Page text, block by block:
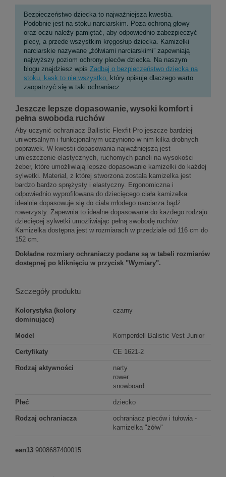
Bezpieczeństwo dziecka to najważniejsza kwestia.
Podobnie jest na stoku narciarskim. Poza ochroną głowy
oraz oczu należy pamiętać, aby odpowiednio zabezpieczyć
plecy, a przede wszystkim kręgosłup dziecka. Kamizelki
narciarskie nazywane „żółwiami narciarskimi” zapewniają
najwyższy poziom ochrony pleców dziecka. Na naszym
blogu znajdziesz wpisZadbaj o bezpieczeństwo dziecka na
stoku, kask to nie wszystko, który opisuje dlaczego warto
zaopatrzyć się w taki ochraniacz.
Jeszcze lepsze dopasowanie, wysoki komfort i
pełna swoboda ruchów
Aby uczynić ochraniacz Ballistic Flexfit Pro jeszcze bardziej
uniwersalnym i funkcjonalnym uczyniono w nim kilka drobnych
poprawek. W kwestii dopasowania najważniejszą jest
umieszczenie elastycznych, ruchomych paneli na wysokości
żeber, które umożliwiają lepsze dopasowanie kamizelki do każdej
sylwetki. Materiał, z której stworzona została kamizelka jest
bardzo bardzo sprężysty i elastyczny. Ergonomiczna i
odpowiednio wyprofilowana do dziecięcego ciała kamizelka
idealnie dopasowuje się do ciała młodego narciarza bądź
rowerzysty. Zapewnia to idealne dopasowanie do każdego rodzaju
dziecięcej sylwetki umożliwiając pełną swobodę ruchów.
Kamizelka dostępna jest w rozmiarach w przedziale od 116 cm do
152 cm.
Dokładne rozmiary ochraniaczy podane są w tabeli rozmiarów
dostępnej po kliknięciu w przycisk "Wymiary".
Szczegóły produktu
Kolorystyka (kolory
dominujące)
czarny
Model Komperdell Balistic Vest Junior
Certyfikaty CE 1621-2
Rodzaj aktywności
narty
rower
snowboard
Płeć dziecko
Rodzaj ochraniacza
ochraniacz pleców i tułowia -
kamizelka "żółw"
ean13 9008687400015